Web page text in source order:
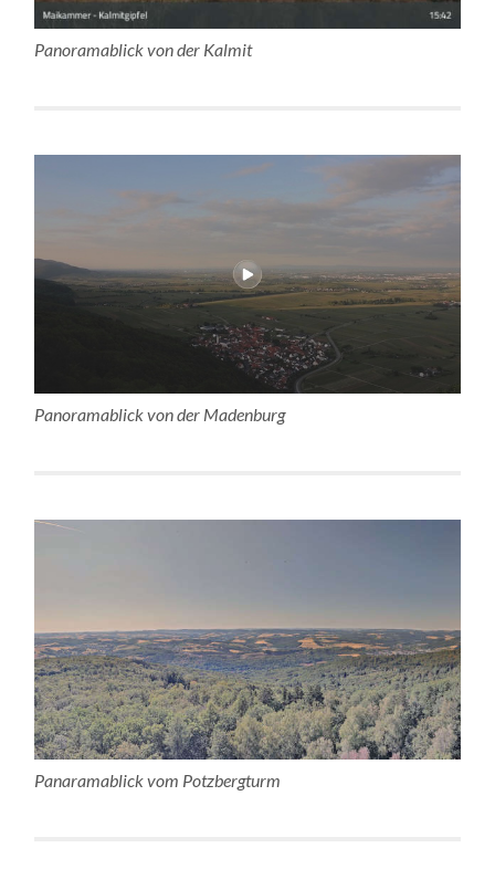
Panoramablick von der Kalmit
Panoramablick von der Madenburg
Panaramablick vom Potzbergturm